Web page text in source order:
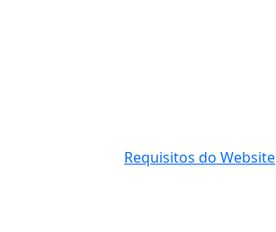
Requisitos do Website